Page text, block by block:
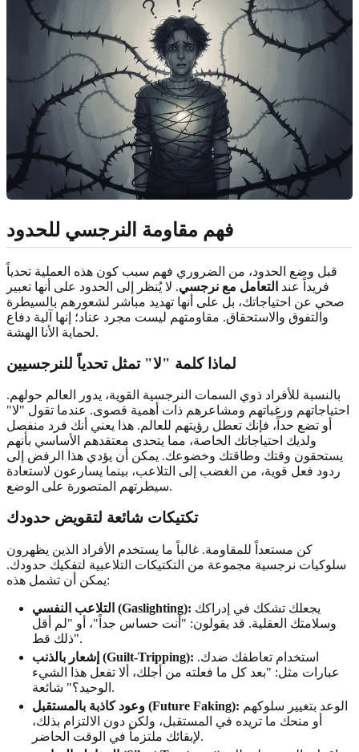
فهم مقاومة النرجسي للحدود
قبل وضع الحدود، من الضروري فهم سبب كون هذه العملية تحدياً
فريداً عند التعامل مع نرجسي. لا يُنظر إلى الحدود على أنها تعبير
صحي عن احتياجاتك، بل على أنها تهديد مباشر لشعورهم بالسيطرة
والتفوق والاستحقاق. مقاومتهم ليست مجرد عناد؛ إنها آلية دفاع
لحماية الأنا الهشة.
لماذا كلمة "لا" تمثلتحدياً للنرجسيين
بالنسبة للأفراد ذوي السمات النرجسية القوية، يدور العالم حولهم.
احتياجاتهم ورغباتهم ومشاعرهم ذات أهمية قصوى. عندما تقول "لا"
أو تضع حداً، فإنك تعطل رؤيتهم للعالم. هذا يعني أنك فرد منفصل
ولديك احتياجاتك الخاصة، مما يتحدى معتقدهم الأساسي بأنهم
يستحقون وقتك وطاقتك وخضوعك. يمكن أن يؤدي هذا الرفض إلى
ردود فعل قوية، من الغضب إلى التلاعب، بينما يسارعون لاستعادة
سيطرتهم المتصورة على الوضع.
تكتيكات شائعة لتقويض حدودك
كن مستعداً للمقاومة. غالباً ما يستخدم الأفراد الذين يظهرون
سلوكيات نرجسية مجموعة من التكتيكات التلاعبية لتفكيك حدودك.
يمكن أن تشمل هذه:
التلاعب النفسي (Gaslighting):
وسلامتك العقلية. قد يقولون: "أنت حساس جداً"، أو "لم أقل
ذلك قط".
إشعار بالذنب (Guilt-Tripping):
عبارات مثل: "بعد كل ما فعلته من أجلك، ألا تفعل هذا الشيء
الوحيد؟" شائعة.
وعود كاذبة بالمستقبل (Future Faking):
أو منحك ما تريده في المستقبل، ولكن دون الالتزام بذلك،
لإبقائك ملتزماً في الوقت الحاضر.